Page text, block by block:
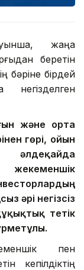
жаңа
беретін
бәріне бірдей
және орта
гөрі, ойын
әлдеқайда
жекеменшік
әрі негізсіз
тетік
пен
кепілдіктің